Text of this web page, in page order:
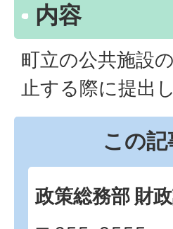
内容
町立の公共施設
止する際に提出
この
政策総務部 財